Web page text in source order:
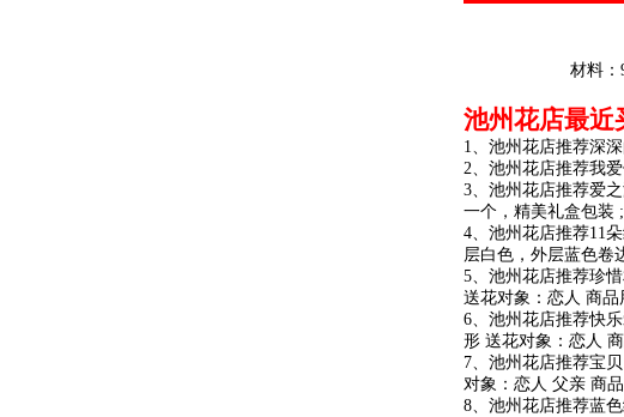
材料：
池州花店最近
1、池州花店推荐深
2、池州花店推荐我
3、池州花店推荐爱
一个，精美礼盒包装 ;
4、池州花店推荐11
层白色，外层蓝色卷
5、池州花店推荐珍
送花对象：恋人 商品
6、池州花店推荐快
形 送花对象：恋人
7、池州花店推荐宝
对象：恋人 父亲 商
8、池州花店推荐蓝